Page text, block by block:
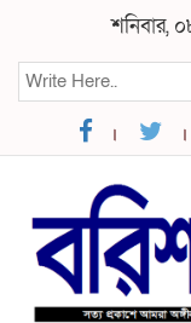
শনিবার,